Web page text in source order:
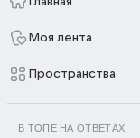
Моя лента
Пространства
В ТОПЕ НА ОТВЕТАХ